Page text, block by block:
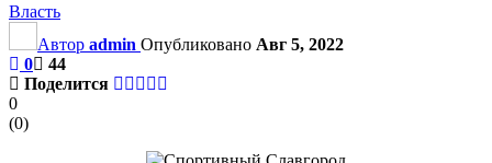
Власть
Автор admin Опубликовано Авг 5, 2022
0
44
Поделится
0
(0)